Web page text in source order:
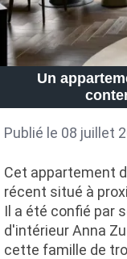
Un
Publié le 08 juillet
Cet appartement
récent situé à
Il a été confié par
d'intérieur Anna
cette famille de